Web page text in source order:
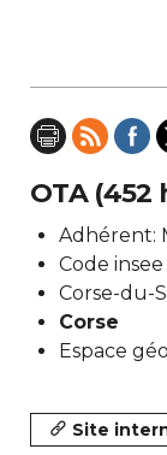
OTA (452
Adhérent:
Code insee
Corse-du-
Corse
Espace
Site